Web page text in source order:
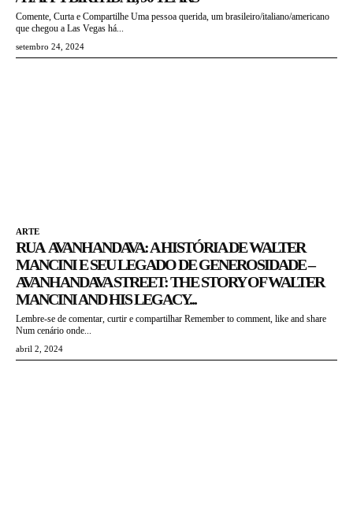
Comente, Curta e Compartilhe Uma pessoa querida, um brasileiro/italiano/americano
que chegou a Las Vegas há...
setembro 24, 2024
ARTE
RUA AVANHANDAVA: A HISTÓRIA DE WALTER
MANCINI E SEU LEGADO DE GENEROSIDADE –
AVANHANDAVA STREET: THE STORY OF WALTER
MANCINI AND HIS LEGACY...
Lembre-se de comentar, curtir e compartilhar Remember to comment, like and share
Num cenário onde...
abril 2, 2024